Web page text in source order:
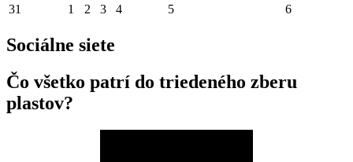
31
1 2 3 4 5 6
Sociálne siete
Čo všetko patrí do triedeného zberu
plastov?